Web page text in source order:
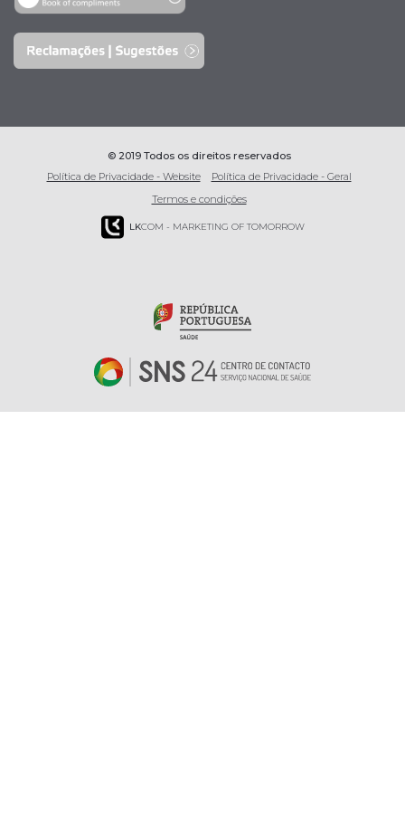
© 2019 Todos os direitos reservados
Política de Privacidade - Website
Política de Privacidade - Geral
Termos e condições
LKCOM - MARKETING OF TOMORROW